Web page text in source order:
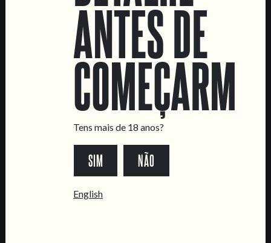
Quero vender as vossas cervejas!
Tours e eventos privados
Livro de Reclamações
*Chamada para a rede fixa nacional
ANTES DE
Tens mais de 18 anos?
SIM NÃO
English